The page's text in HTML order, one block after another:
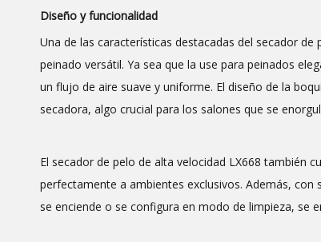
Diseño y funcionalidad
Una de las características destacadas del secador de
peinado versátil. Ya sea que la use para peinados
un flujo de aire suave y uniforme. El diseño de la
secadora, algo crucial para los salones que se
El secador de pelo de alta velocidad LX668 también
perfectamente a ambientes exclusivos. Además, con
se enciende o se configura en modo de limpieza, se